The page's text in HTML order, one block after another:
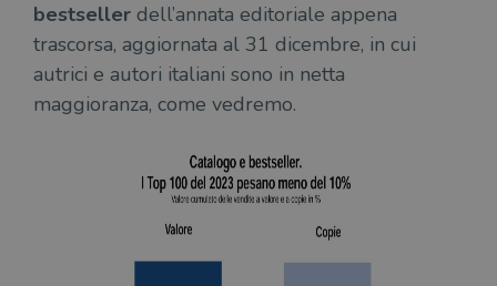
bestseller dell’annata editoriale appena
trascorsa, aggiornata al 31 dicembre, in cui
autrici e autori italiani sono in netta
maggioranza, come vedremo.